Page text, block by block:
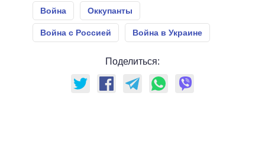
Война Оккупанты
Война с Россией Война в Украине
Поделиться: